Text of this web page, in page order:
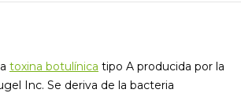
toxina botulínica tipo A producida por la
Inc. Se deriva de la bacteria